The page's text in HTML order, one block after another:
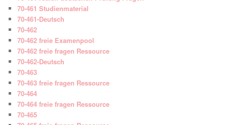
70-461 Studienmaterial
70-461-Deutsch
70-462
70-462 freie Examenpool
70-462 freie fragen Ressource
70-462-Deutsch
70-463
70-463 freie fragen Ressource
70-464
70-464 freie fragen Ressource
70-465